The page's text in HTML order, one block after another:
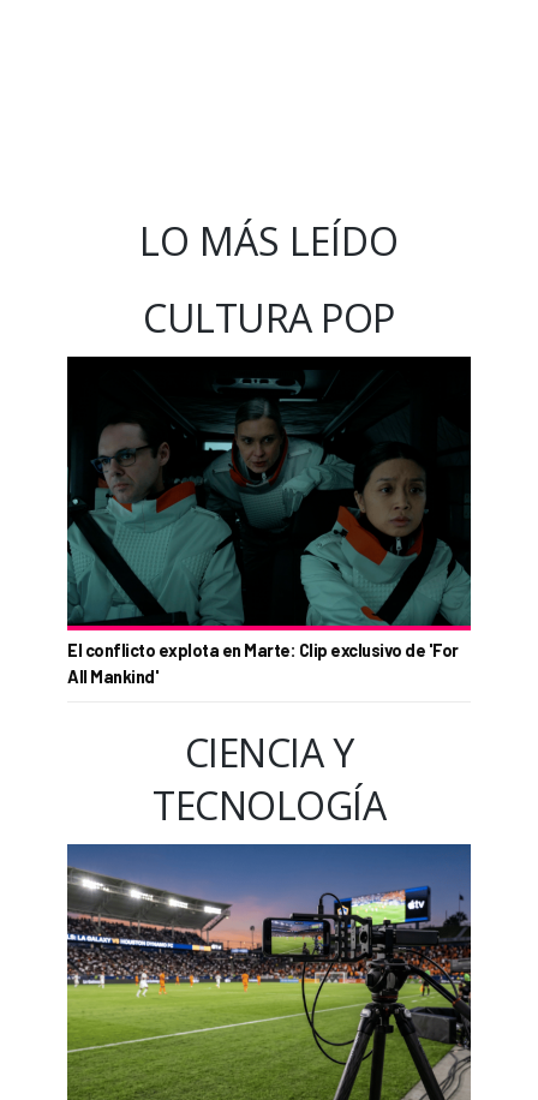
LO MÁS LEÍDO
CULTURA POP
El conflicto explota en Marte: Clip exclusivo de 'For
All Mankind'
CIENCIA Y
TECNOLOGÍA